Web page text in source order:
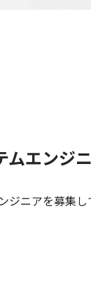
ムエンジ
ニアを募集